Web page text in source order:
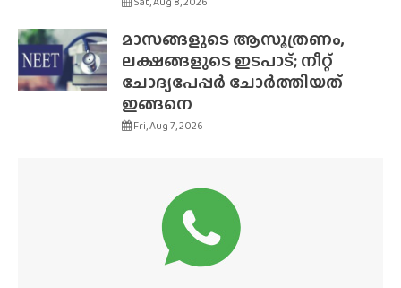
മാസങ്ങളുടെ ആസൂത്രണം,
ലക്ഷങ്ങളുടെ ഇടപാട്; നീറ്റ്
ചോദ്യപേപ്പർ ചോർത്തിയത്
ഇങ്ങനെ
Fri, Aug 7, 2026